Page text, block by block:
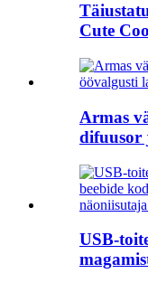
Cute
Armas
difuusor
USB-